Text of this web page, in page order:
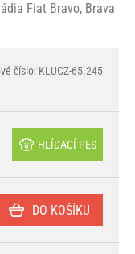
Fiat Bravo, Brava
číslo: KLUCZ-65.245
HLÍDACÍ PES
DO KOŠÍKU